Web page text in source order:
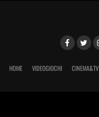
HOME VIDEOGIOCHI CINEMA&TV